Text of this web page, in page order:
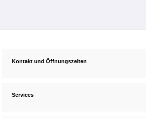
Kontakt und Öffnungszeiten
Services